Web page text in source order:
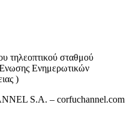
τηλεοπτικού σταθμού
Ενημερωτικών
)
S.A. – corfuchannel.com